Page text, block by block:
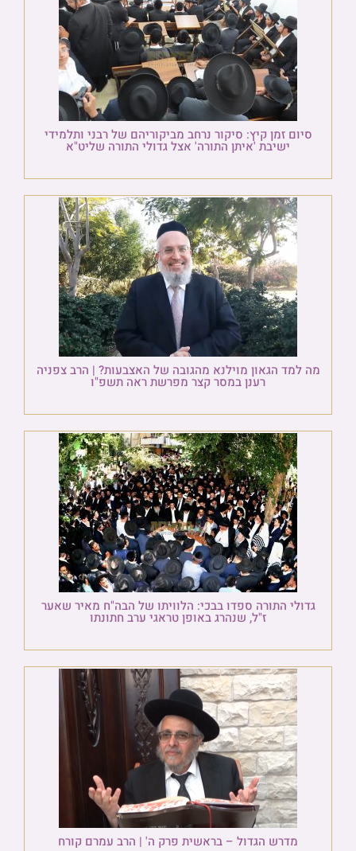
סיום זמן קיץ: סיקור נרחב מביקוריהם של רבני ותלמידי
ישיבת 'איתן התורה' אצל גדולי התורה שליט"א
מה למד הגאון מוילנא מהגובה של האצבעות? | הרב צפניה
רענן במסר קצר מפרשת ראה תשפ"ו
גדולי התורה ספדו בבכי: הלוויתו של הבה"ח מאיר שאער
ז"ל, שנהרג באופן טראגי ערב חתונתו
מדרש הגדול – בראשית פרק ה' | הרב עמרם קורח